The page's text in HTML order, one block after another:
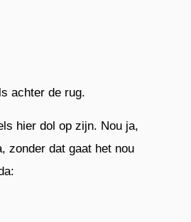
achter de rug.
hier dol op zijn. Nou ja,
zonder dat gaat het nou